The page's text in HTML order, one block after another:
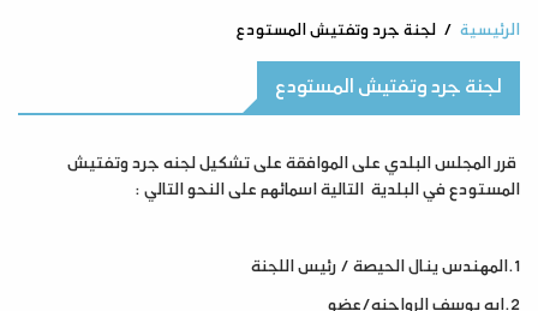
الرئيسية لجنة جرد وتفتيش المستودع
لجنة جرد وتفتيش المستودع
قرر المجلس البلدي على الموافقة على تشكيل لجنه جرد وتفتيش
المستودع في البلدية التالية اسمائهم على النحو التالي :
1.المهندس ينال الحيصة / رئيس اللجنة
2.ايه يوسف الرواحنه/عضو